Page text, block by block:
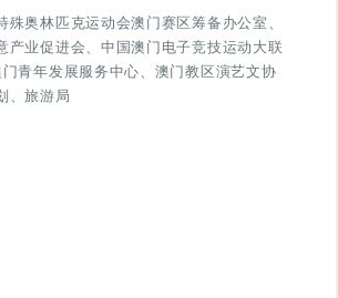
奥林匹克运动会澳门赛区筹备办公室、
业促进会、中国澳门电子竞技运动大联
青年发展服务中心、澳门教区演艺文协
、旅游局